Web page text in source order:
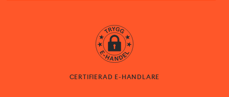
CERTIFIERAD E-HANDLARE